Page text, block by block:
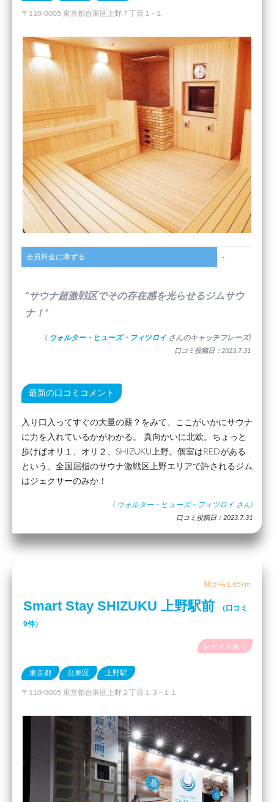
〒110-0005 東京都台東区上野７丁目１−１
会員料金に準ずる -
”サウナ超激戦区でその存在感を光らせるジムサウ
ナ！”
( ウォルター・ヒューズ・フィツロイ さんのキャッチフレーズ)
口コミ投稿日：2023.7.31
最新の口コミコメント
入り口入ってすぐの大量の薪？をみて、ここがいかにサウナ
に力を入れているかがわかる。 真向かいに北欧。ちょっと
歩けばオリ１、オリ２、SHIZUKU上野。個室はREDがある
という、全国屈指のサウナ激戦区上野エリアで許されるジム
はジェクサーのみか！
( ウォルター・ヒューズ・フィツロイ さん)
口コミ投稿日：2023.7.31
駅から1.85km
Smart Stay SHIZUKU 上野駅前
（口コミ
9件）
レディスあり
東京都 台東区 上野駅
〒110-0005 東京都台東区上野２丁目１３−１１